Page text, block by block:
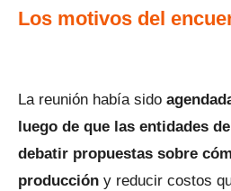
Los motivos del
La reunión había sido
luego de que las entidades
debatir propuestas sobre
producción y reducir costos